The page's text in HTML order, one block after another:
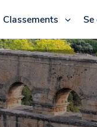
Classements